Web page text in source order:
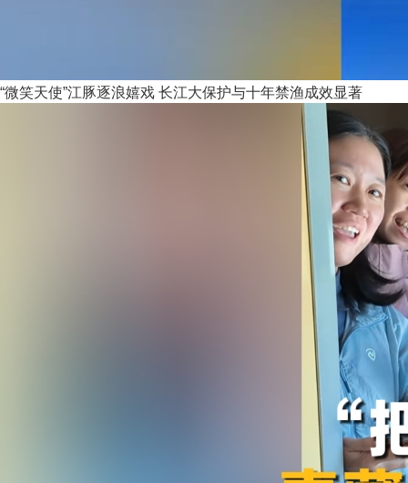
“微笑天使”江豚逐浪嬉戏 长江大保护与十年禁渔成效显著